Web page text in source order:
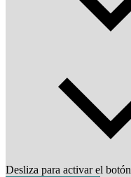
Desliza para activar el botón